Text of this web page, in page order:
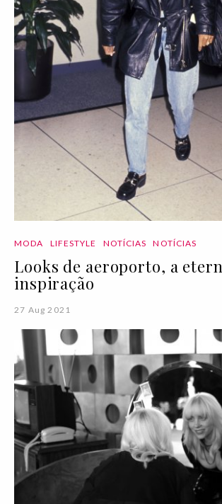
MODA LIFESTYLE NOTÍCIAS NOTÍCIAS
Looks de aeroporto, a
inspiração
27 Aug 2021